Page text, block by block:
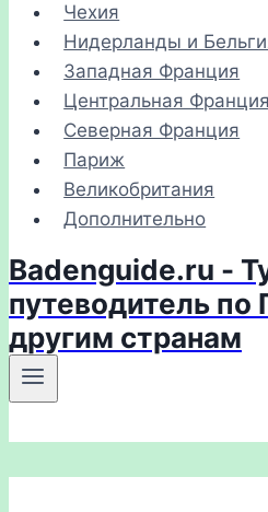
Чехия
Нидерланды и
Западная Франция
Центральная Франция
Северная Франция
Париж
Великобритания
Дополнительно
Badenguide.ru -
путеводитель по
другим странам